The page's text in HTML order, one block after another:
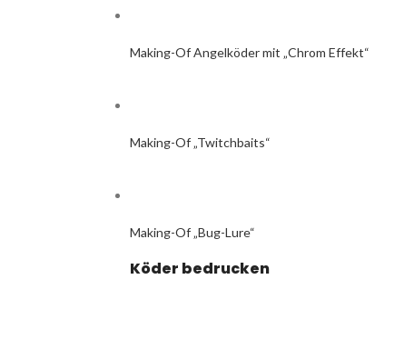
Making-Of Angelköder mit „Chrom Effekt“
Making-Of „Twitchbaits“
Making-Of „Bug-Lure“
Köder bedrucken